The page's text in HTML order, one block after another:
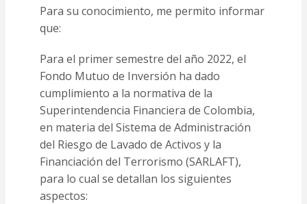
Para su conocimiento, me permito informar
que:
Para el primer semestre del año 2022, el
Fondo Mutuo de Inversión ha dado
cumplimiento a la normativa de la
Superintendencia Financiera de Colombia,
en materia del Sistema de Administración
del Riesgo de Lavado de Activos y la
Financiación del Terrorismo (SARLAFT),
para lo cual se detallan los siguientes
aspectos: